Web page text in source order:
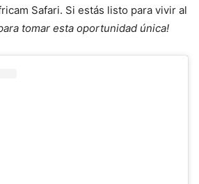
Safari. Si estás listo para vivir al
tomar esta oportunidad única!